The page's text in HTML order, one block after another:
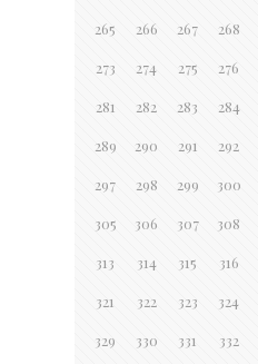
265 266 267 268
273 274 275 276
281 282 283 284
289 290 291 292
297 298 299 300
305 306 307 308
313 314 315 316
321 322 323 324
329 330 331 332